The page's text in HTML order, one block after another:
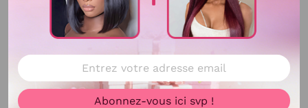
CHINE vers votre PAYS.
Délai d'utilisation
Plus de 12 mois avec du
bons soin
Couleur de cheveux #1B
Voir plus
Abonnez-vous ici svp !